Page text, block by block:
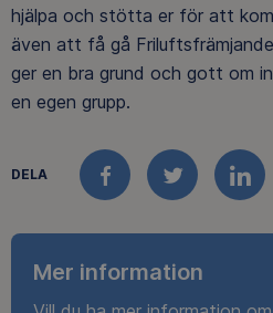
hjälpa och stötta er för att
även att få gå
ger en bra grund och gott om
en egen grupp.
DELA
FACEBOOKTWITTER
Mer information